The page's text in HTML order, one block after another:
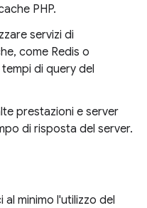
PHP.
servizi di
come Redis o
di query del
prestazioni e server
di risposta del server.
al minimo l'utilizzo del